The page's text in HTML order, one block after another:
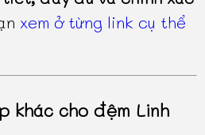
xem ở từng link cụ thể
khác cho đệm Linh